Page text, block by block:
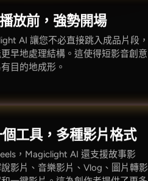
放前，強勢開場
AI 讓您不必直接跳入成品片段，
早地處理結構。這使得短影音創意
目的地成形。
工具，多種影片格式
，Magiclight AI 還支援故事影
影片、音樂影片、Vlog、圖片轉影